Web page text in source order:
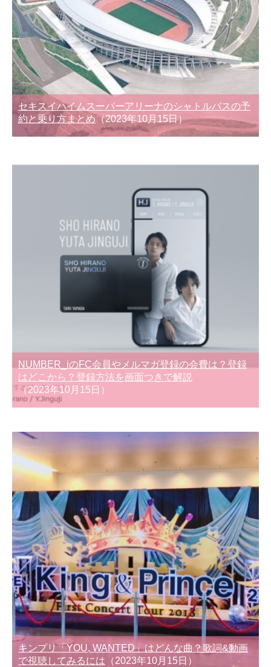
セキスイハイムスーパーアリーナのシャトルバスの予
約と乗り方まとめ （2023年10月15日）
NUMBER_iのFC会員やメルマガ登録の会費は？登録
はどこから？登録方法を画面つきで解説
（2023年10月15日）
キンプリ「YOU, WANTED」はどんな曲？歌詞&動画
で視聴してみるには （2023年10月15日）